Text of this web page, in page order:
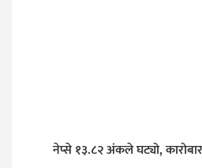
नेप्से १३.८२ अंकले घट्यो,